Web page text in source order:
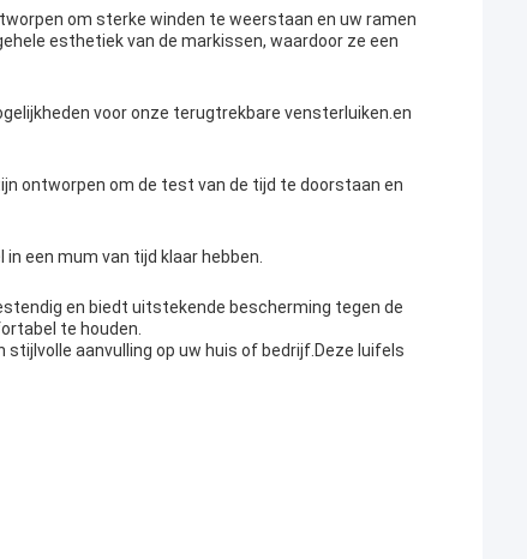
om sterke winden te weerstaan en uw ramen
esthetiek van de markissen, waardoor ze een
voor onze terugtrekbare vensterluiken.en
ontworpen om de test van de tijd te doorstaan en
een mum van tijd klaar hebben.
en biedt uitstekende bescherming tegen de
te houden.
aanvulling op uw huis of bedrijf.Deze luifels